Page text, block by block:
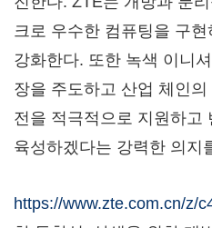
크로 우수한 컴퓨팅을 구
강화한다. 또한 녹색 이니
장을 주도하고 산업 체인
전을 적극적으로 지원하고
육성하겠다는 강력한 의지
https://www.zte.com.cn/z/